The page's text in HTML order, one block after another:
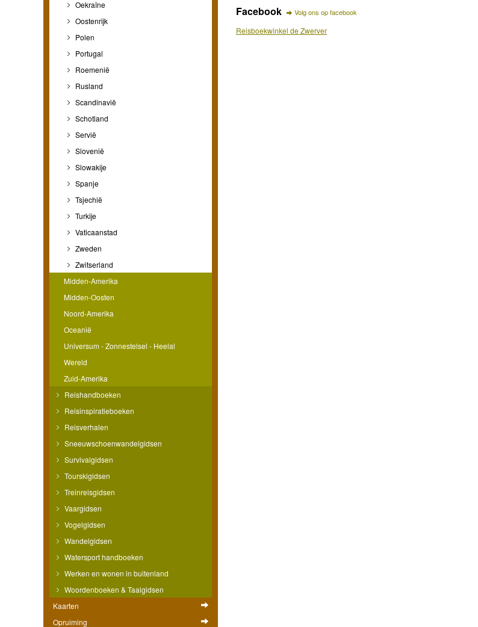
Oekraïne
Oostenrijk
Polen
Portugal
Roemenië
Rusland
Scandinavië
Schotland
Servië
Slovenië
Slowakije
Spanje
Tsjechië
Turkije
Vaticaanstad
Zweden
Zwitserland
Midden-Amerika
Midden-Oosten
Noord-Amerika
Oceanië
Universum - Zonnestelsel - Heelal
Wereld
Zuid-Amerika
Reishandboeken
Reisinspiratieboeken
Reisverhalen
Sneeuwschoenwandelgidsen
Survivalgidsen
Tourskigidsen
Treinreisgidsen
Vaargidsen
Vogelgidsen
Wandelgidsen
Watersport handboeken
Werken en wonen in buitenland
Woordenboeken & Taalgidsen
Kaarten
Opruiming
Facebook Volg ons op facebook
Reisboekwinkel de Zwerver